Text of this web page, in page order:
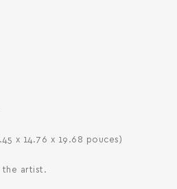
x 14.76 x 19.68 pouces)
the artist.